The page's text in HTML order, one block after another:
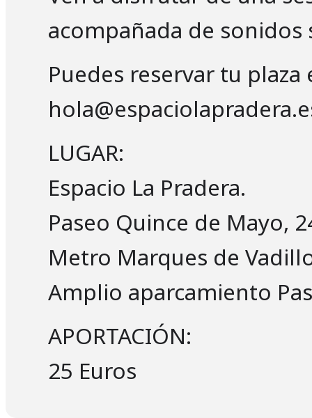
acompañada de
Puedes reservar tu plaza
LUGAR:
Espacio La Pradera.
Paseo Quince de Mayo,
Metro Marques de
Amplio aparcamiento
APORTACIÓN:
25 Euros